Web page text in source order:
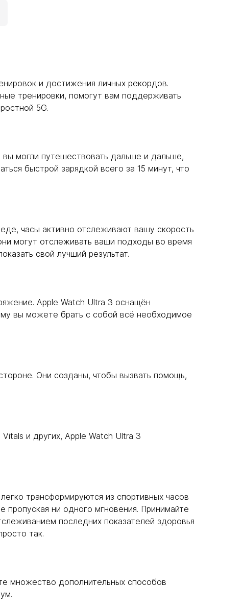
и достижения личных рекордов.
тренировки, помогут вам поддерживать
5G.
могли путешествовать дальше и дальше,
быстрой зарядкой всего за 15 минут, что
часы активно отслеживают вашу скорость
могут отслеживать ваши подходы во время
свой лучший результат.
Apple Watch Ultra 3 оснащён
вы можете брать с собой всё необходимое
Они созданы, чтобы вызвать помощь,
и других, Apple Watch Ultra 3
трансформируются из спортивных часов
ни одного мгновения. Принимайте
последних показателей здоровья
так.
множество дополнительных способов